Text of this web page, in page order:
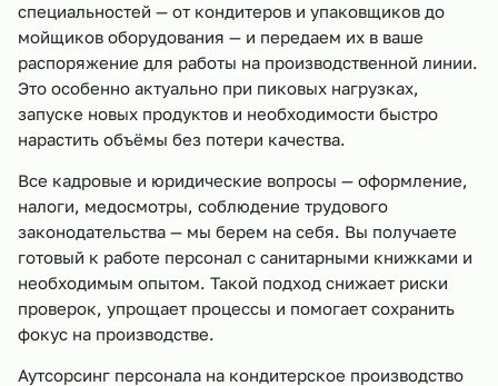
специальностей — от кондитеров и упаковщиков до
мойщиков оборудования — и передаем их в ваше
распоряжение для работы на производственной линии.
Это особенно актуально при пиковых нагрузках,
запуске новых продуктов и необходимости быстро
нарастить объёмы без потери качества.
Все кадровые и юридические вопросы — оформление,
налоги, медосмотры, соблюдение трудового
законодательства — мы берем на себя. Вы получаете
готовый к работе персонал с санитарными книжками и
необходимым опытом. Такой подход снижает риски
проверок, упрощает процессы и помогает сохранить
фокус на производстве.
Аутсорсинг персонала на кондитерское производство